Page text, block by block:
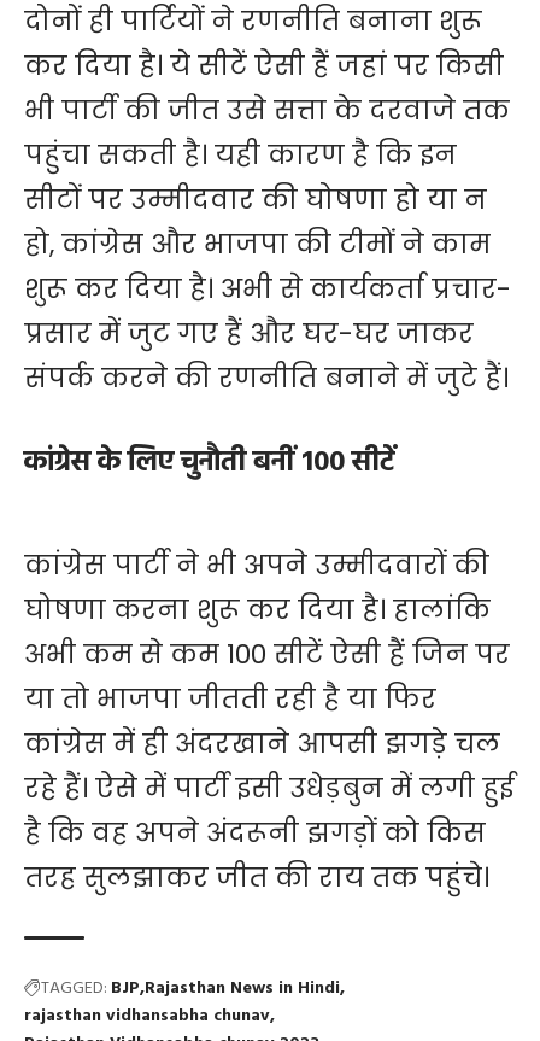
दोनों ही पार्टियों ने रणनीति बनाना शुरू
कर दिया है। ये सीटें ऐसी हैं जहां पर किसी
भी पार्टी की जीत उसे सत्ता के दरवाजे तक
पहुंचा सकती है। यही कारण है कि इन
सीटों पर उम्मीदवार की घोषणा हो या न
हो, कांग्रेस और भाजपा की टीमों ने काम
शुरू कर दिया है। अभी से कार्यकर्ता प्रचार-
प्रसार में जुट गए हैं और घर-घर जाकर
संपर्क करने की रणनीति बनाने में जुटे हैं।
कांग्रेस के लिए चुनौती बनीं 100 सीटें
कांग्रेस पार्टी ने भी अपने उम्मीदवारों की
घोषणा करना शुरू कर दिया है। हालांकि
अभी कम से कम 100 सीटें ऐसी हैं जिन पर
या तो भाजपा जीतती रही है या फिर
कांग्रेस में ही अंदरखाने आपसी झगड़े चल
रहे हैं। ऐसे में पार्टी इसी उधेड़बुन में लगी हुई
है कि वह अपने अंदरूनी झगड़ों को किस
तरह सुलझाकर जीत की राय तक पहुंचे।
TAGGED: BJP Rajasthan News in Hindi
rajasthan vidhansabha chunav